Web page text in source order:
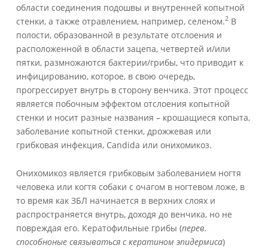
области соединения подошвы и внутренней копытной
стенки, а также отравлением, например, селеном.2В
полости, образованной в результате отслоения и
расположенной в области зацепа, четвертей и/или
пятки, размножаются бактерии/грибы, что приводит к
инфицированию, которое, в свою очередь,
прогрессирует внутрь в сторону венчика. Этот процесс
является побочным эффектом отслоения копытной
стенки и носит разные названия – крошащиеся копыта,
заболевание копытной стенки, дрожжевая или
грибковая инфекция, Candida или онихомикоз.
Онихомикоз является грибковым заболеванием ногтя
человека или когтя собаки c очагом в ногтевом ложе, в
то время как ЗБЛ начинается в верхних слоях и
распространяется внутрь, доходя до венчика, но не
повреждая его. Кератофильные грибы (перев.
способноные связываться скератином эпидермиса)